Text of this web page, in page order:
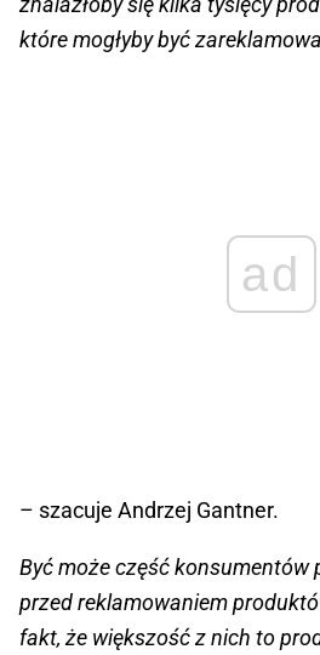
które mogłyby być
ad
– szacuje Andrzej Gantner.
Być może część konsumentów
przed reklamowaniem
fakt, że większość z nich to